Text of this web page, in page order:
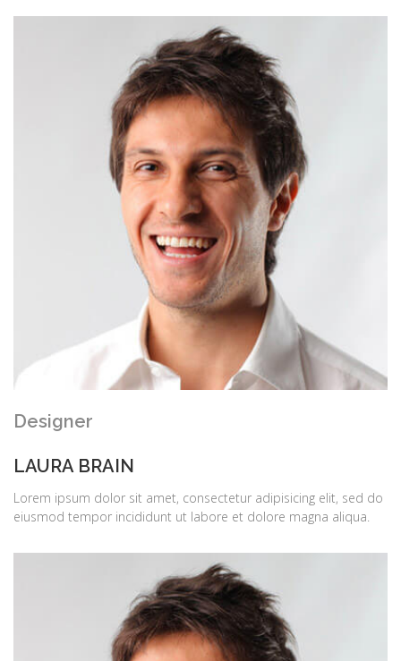
Designer
LAURA BRAIN
Lorem ipsum dolor sit amet, consectetur adipisicing elit, sed do
eiusmod tempor incididunt ut labore et dolore magna aliqua.